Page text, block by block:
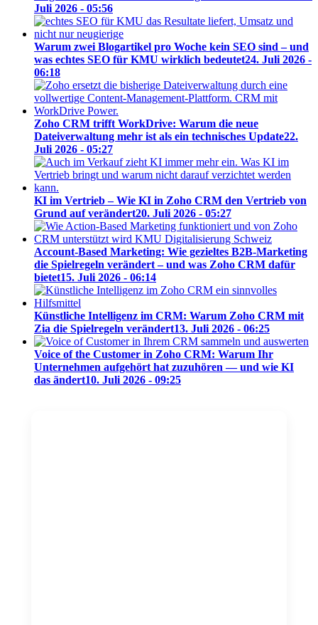
Juli 2026 - 05:56
Warum zwei Blogartikel pro Woche kein SEO sind – und
was echtes SEO für KMU wirklich bedeutet24. Juli 2026 -
06:18
Zoho CRM trifft WorkDrive: Warum die neue
Dateiverwaltung mehr ist als ein technisches Update22.
Juli 2026 - 05:27
KI im Vertrieb – Wie KI in Zoho CRM den Vertrieb von
Grund auf verändert20. Juli 2026 - 05:27
Account-Based Marketing: Wie gezieltes B2B-Marketing
die Spielregeln verändert – und was Zoho CRM dafür
bietet15. Juli 2026 - 06:14
Künstliche Intelligenz im CRM: Warum Zoho CRM mit
Zia die Spielregeln verändert13. Juli 2026 - 06:25
Voice of the Customer in Zoho CRM: Warum Ihr
Unternehmen aufgehört hat zuzuhören — und wie KI
das ändert10. Juli 2026 - 09:25